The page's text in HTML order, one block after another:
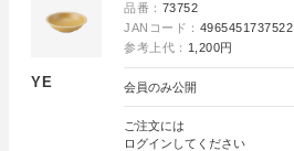
YE
品番： 73752
JANコード： 4965451737522
参考上代： 1,200円
会員のみ公開
ご注文には
ログイン してください